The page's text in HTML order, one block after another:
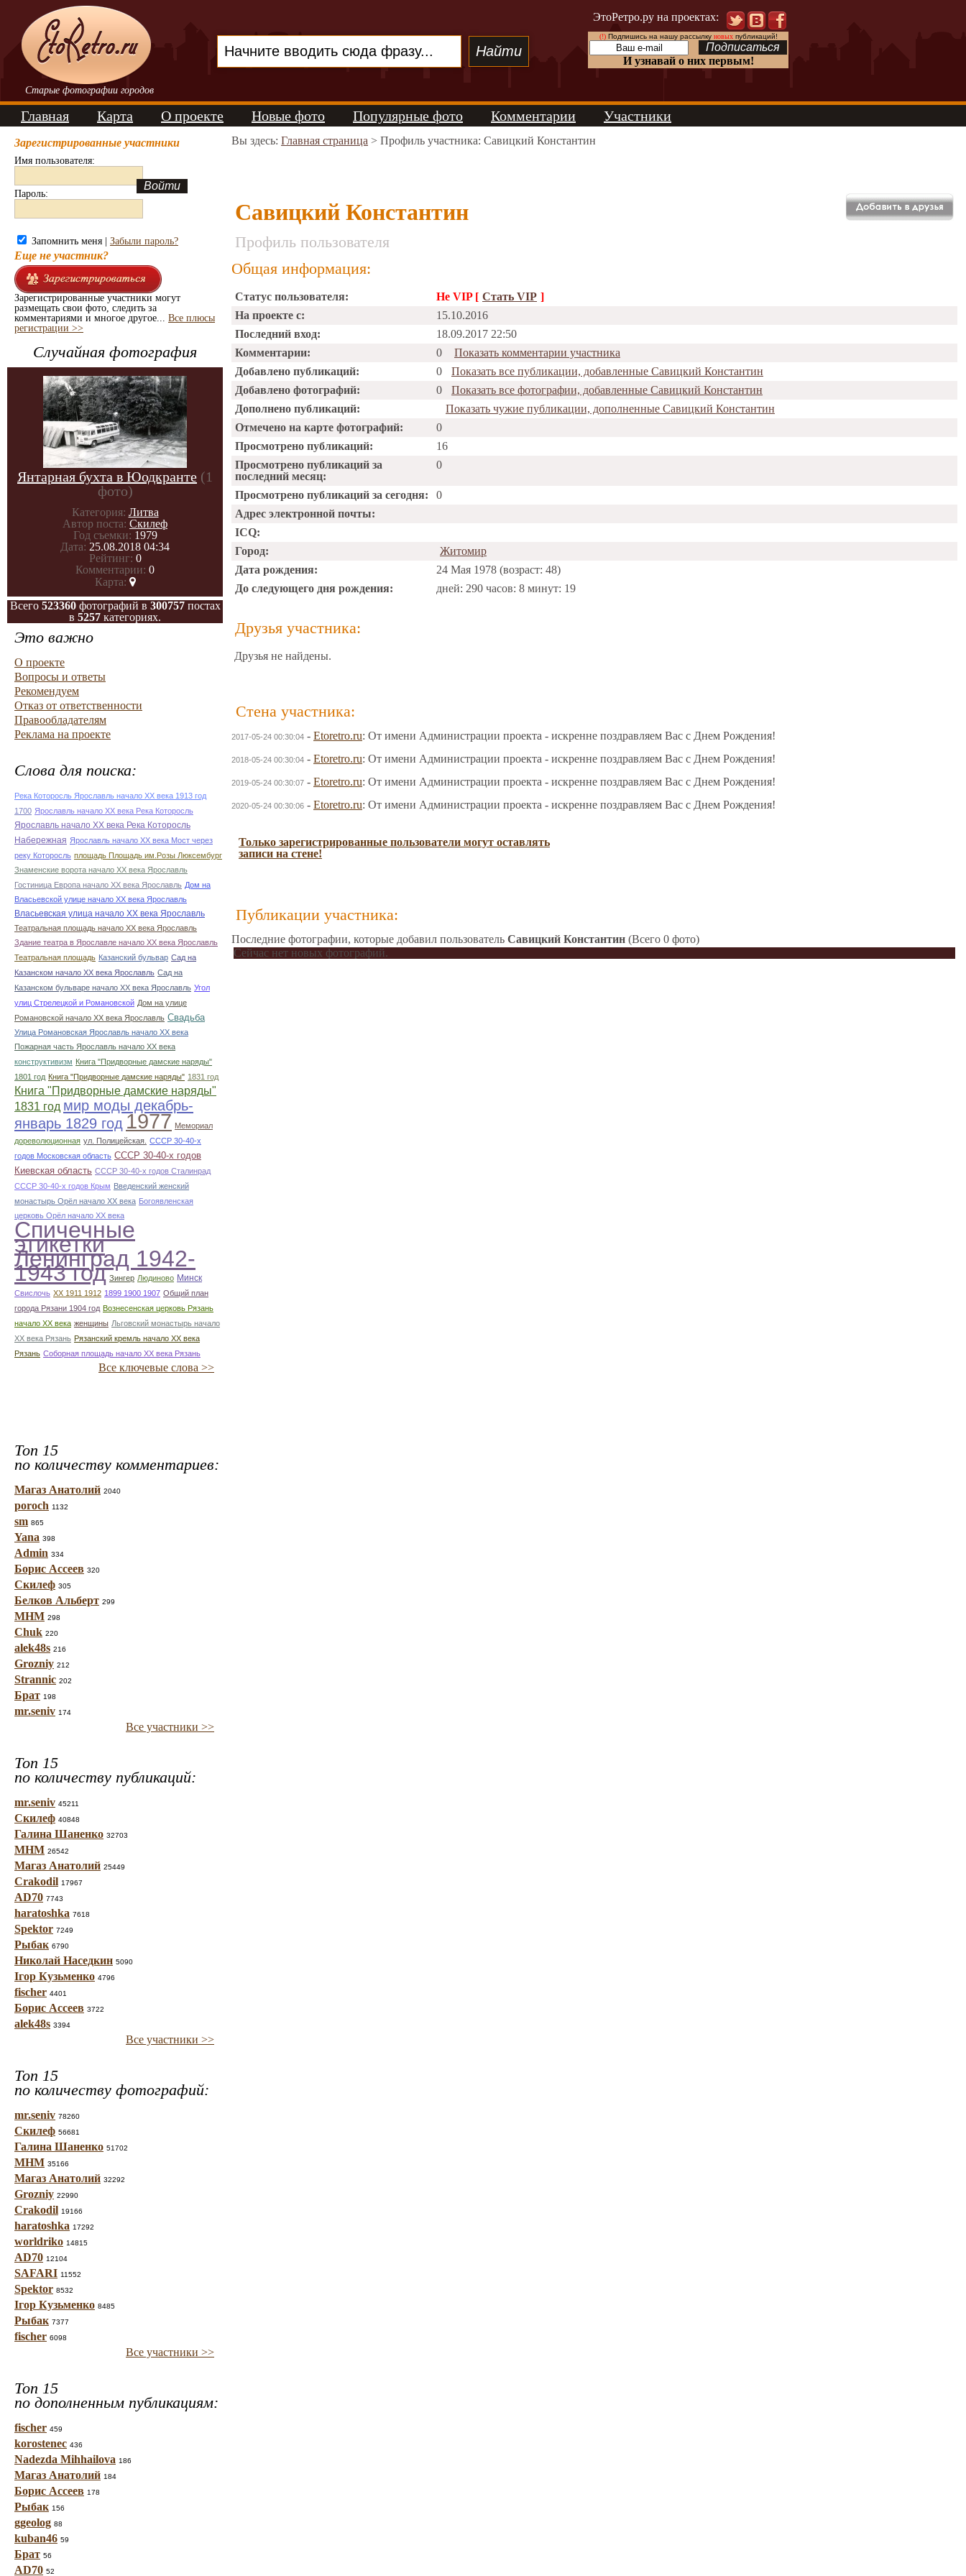
Старые фотографии городов
ЭтоРетро.ру на проектах:
(!)Подпишись на нашу рассылку новыхпубликаций!
И узнавай о них первым!
Главная Карта О проекте Новые фото Популярные фото Комментарии Участники
Зарегистрированные участники
Имя пользователя:
Пароль:
Запомнить меня | Забыли пароль?
Еще не участник?
Зарегистрированные участники могут
размещать свои фото, следить за
комментариями и многое другое... Все плюсы
регистрации >>
Случайная фотография
Янтарная бухта в Юодкранте (1
фото)
Категория: Литва
Автор поста: Скилеф
Год съемки: 1979
Дата: 25.08.2018 04:34
Рейтинг: 0
Комментарии: 0
Карта:
Всего 523360фотографий в 300757постах
в 5257 категориях.
Это важно
О проекте
Вопросы и ответы
Рекомендуем
Отказ от ответственности
Правообладателям
Реклама на проекте
Слова для поиска:
Река Которосль Ярославль начало ХХ века 1913 год
1700 Ярославль начало ХХ века Река Которосль
Ярославль начало ХХ века Река Которосль
Набережная Ярославль начало ХХ века Мост через
реку Которосль площадь Площадь им.Розы Люксембург
Знаменские ворота начало ХХ века Ярославль
Гостиница Европа начало ХХ века Ярославль Дом на
Власьевской улице начало ХХ века Ярославль
Власьевская улица начало ХХ века Ярославль
Театральная площадь начало ХХ века Ярославль
Здание театра в Ярославле начало ХХ века Ярославль
Театральная площадь Казанский бульвар Сад на
Казанском начало ХХ века Ярославль Сад на
Казанском бульваре начало ХХ века Ярославль Угол
улиц Стрелецкой и Романовской Дом на улице
Романовской начало ХХ века Ярославль Свадьба
Улица Романовская Ярославль начало ХХ века
Пожарная часть Ярославль начало ХХ века
конструктивизм Книга "Придворные дамские наряды"
1801 год Книга "Придворные дамские наряды" 1831 год
Книга "Придворные дамские наряды"
1831 год мир моды декабрь-
январь 1829 год 1977 Мемориал
дореволюционная ул. Полицейская. СССР 30-40-х
годов Московская область СССР 30-40-х годов
Киевская область СССР 30-40-х годов Сталинрад
СССР 30-40-х годов Крым Введенский женский
монастырь Орёл начало ХХ века Богоявленская
церковь Орёл начало ХХ века
Спичечные
этикетки
Ленинград 1942-
1943 год Зингер Людиново Минск
Свислочь XX 1911 1912 1899 1900 1907 Общий план
города Рязани 1904 год Вознесенская церковь Рязань
начало ХХ века женщины Льговский монастырь начало
ХХ века Рязань Рязанский кремль начало ХХ века
Рязань Соборная площадь начало ХХ века Рязань
Все ключевые слова >>
Топ 15
по количеству комментариев:
Магаз Анатолий 2040
poroch 1132
sm 865
Yana 398
Admin 334
Борис Ассеев 320
Скилеф 305
Белков Альберт 299
МНМ 298
Chuk 220
alek48s 216
Grozniy 212
Strannic 202
Брат 198
mr.seniv 174
Все участники >>
Топ 15
по количеству публикаций:
mr.seniv 45211
Скилеф 40848
Галина Шаненко 32703
МНМ 26542
Магаз Анатолий 25449
Crakodil 17967
AD70 7743
haratoshka 7618
Spektor 7249
Рыбак 6790
Николай Наседкин 5090
Ігор Кузьменко 4796
fischer 4401
Борис Ассеев 3722
alek48s 3394
Все участники >>
Топ 15
по количеству фотографий:
mr.seniv 78260
Скилеф 56681
Галина Шаненко 51702
МНМ 35166
Магаз Анатолий 32292
Grozniy 22990
Crakodil 19166
haratoshka 17292
worldriko 14815
AD70 12104
SAFARI 11552
Spektor 8532
Ігор Кузьменко 8485
Рыбак 7377
fischer 6098
Все участники >>
Топ 15
по дополненным публикациям:
fischer 459
korostenec 436
Nadezda Mihhailova 186
Магаз Анатолий 184
Борис Ассеев 178
Рыбак 156
ggeolog 88
kuban46 59
Брат 56
AD70 52
Вы здесь: Главная страница > Профиль участника: Савицкий Константин
Савицкий Константин
Профиль пользователя
Общая информация:
Статус пользователя: Не VIP [ Стать VIP ]
На проекте с:
15.10.2016
Последний вход:
18.09.2017 22:50
Комментарии:
0
Показать комментарии участника
Добавлено публикаций:
0
Показать все публикации, добавленные Савицкий Константин
Добавлено фотографий:
0
Показать все фотографии, добавленные Савицкий Константин
Дополнено публикаций:
Показать чужие публикации, дополненные Савицкий Константин
Отмечено на карте фотографий:
0
Просмотрено публикаций:
16
Просмотрено публикаций за
последний месяц:
0
Просмотрено публикаций за сегодня:
0
Адрес электронной почты:
ICQ:
Город:
Житомир
Дата рождения:
24 Мая 1978 (возраст: 48)
До следующего дня рождения:
дней: 290 часов: 8 минут: 19
Друзья участника:
Друзья не найдены.
Стена участника:
2017-05-24 00:30:04 - Etoretro.ru: От имени Администрации проекта - искренне поздравляем Вас с Днем Рождения!
2018-05-24 00:30:04 - Etoretro.ru: От имени Администрации проекта - искренне поздравляем Вас с Днем Рождения!
2019-05-24 00:30:07 - Etoretro.ru: От имени Администрации проекта - искренне поздравляем Вас с Днем Рождения!
2020-05-24 00:30:06 - Etoretro.ru: От имени Администрации проекта - искренне поздравляем Вас с Днем Рождения!
Только зарегистрированные пользователи могут оставлять
записи на стене!
Публикации участника:
Последние фотографии, которые добавил пользователь Савицкий Константин (Всего 0 фото)
Сейчас нет новых фотографий.